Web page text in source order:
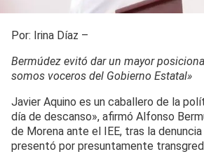
Por: Irina Díaz –
Bermúdez evitó dar un mayor
somos voceros del Gobierno Estatal»
Javier Aquino es un caballero de la
día de descanso», afirmó Alfonso
de Morena ante el IEE, tras la
presentó por presuntamente